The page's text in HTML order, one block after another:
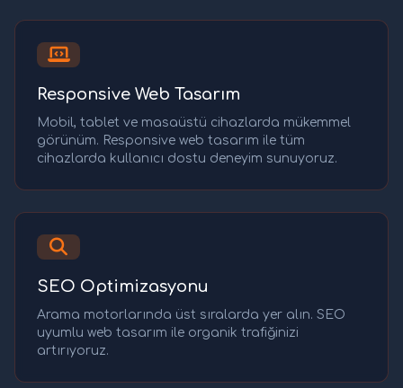
Responsive Web Tasarım
Mobil, tablet ve masaüstü cihazlarda mükemmel
görünüm. Responsive web tasarım ile tüm
cihazlarda kullanıcı dostu deneyim sunuyoruz.
SEO Optimizasyonu
Arama motorlarında üst sıralarda yer alın. SEO
uyumlu web tasarım ile organik trafiğinizi
artırıyoruz.